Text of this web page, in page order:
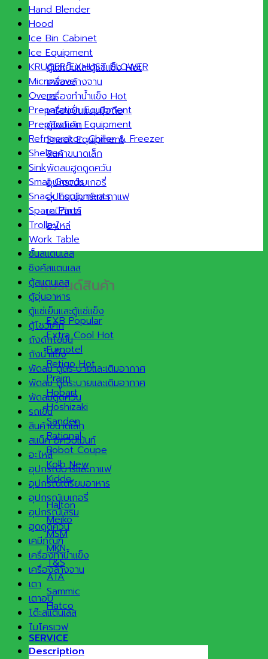
ตู้แช่เย็นและตู้แช่แข็ง
เครื่องล้างจาน
เครื่องทำน้ำแข็ง
เครื่องปั่นแบบมือถือ
ตู้โชว์เค้ก
Snack Equipment
สินค้าขนาดเล็ก
พัดลมฮูดดูดควัน
อุปกรณ์เบเกอรี่
อุปกรณ์บาร์และกาแฟ
เคมีภัณฑ์
อะไหล่
แบรนด์สินค้า
EXB
Extra Cool
Furnotel
Retigo
Praim
Hobart
Hoshizaki
Sanden
Rational
Robot Coupe
Kolb
Kidde
Halton
Meiko
MSM
MKN
T&S
ATA
Sammic
Hatco
SERVICE
Hand Blender
Hood
Ice Bin Cabinet
Ice Equipment
KRUGER EXHUST BLOWER
Microwave
Ovens
Preparation Equipment
Preparation Equipment
Refrigerator ,Chiller & Freezer
Shelves
Sink
Small Goods
Snack Equipments
Spare Parts
Trolley
Work Table
ชั้นสแตนเลส
ซิงค์สแตนเลส
ตู้สแตนเลส
ตู้อุ่นอาหาร
ตู้แช่เย็นและตู้แช่แข็ง
ตู้โชว์เค้ก
ถังดักไขมัน
ถังน้ำแข็ง
พัดลม ดูดระบายและเติมอากาศ
พัดลม ดูดระบายและเติมอากาศ
พัดลมดูดควัน
รถเข็น
สินค้าขนาดเล็ก
สแน็ค อีควิปเม้นท์
อะไหล่
อุปกรณ์บาร์และกาแฟ
อุปกรณ์เตรียมอาหาร
อุปกรณ์เบเกอรี่
อุปกรณ์เสริม
ฮูดดูดควัน
เคมีภัณฑ์
เครื่องทำน้ำแข็ง
เครื่องล้างจาน
เตา
เตาอบ
โต๊ะสแตนเลส
ไมโครเวฟ
Description